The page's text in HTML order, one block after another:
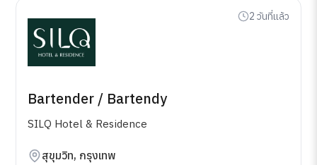
2 วันที่แล้ว
Bartender / Bartendy
SILQ Hotel & Residence
สุขุมวิท, กรุงเทพ